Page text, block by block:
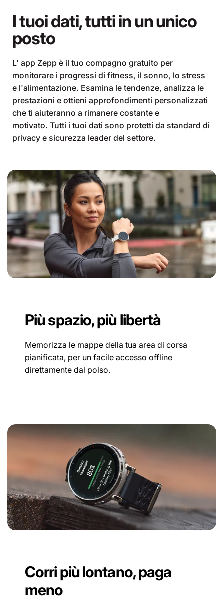
I tuoi dati, tutti in un unico
posto
L' app Zepp è il tuo compagno gratuito per
monitorare i progressi di fitness, il sonno, lo stress
e l'alimentazione. Esamina le tendenze, analizza le
prestazioni e ottieni approfondimenti personalizzati
che ti aiuteranno a rimanere costante e
motivato. Tutti i tuoi dati sono protetti da standard di
privacy e sicurezza leader del settore.
Più spazio, più libertà
Memorizza le mappe della tua area di corsa
pianificata, per un facile accesso offline
direttamente dal polso.
Corri più lontano, paga
meno